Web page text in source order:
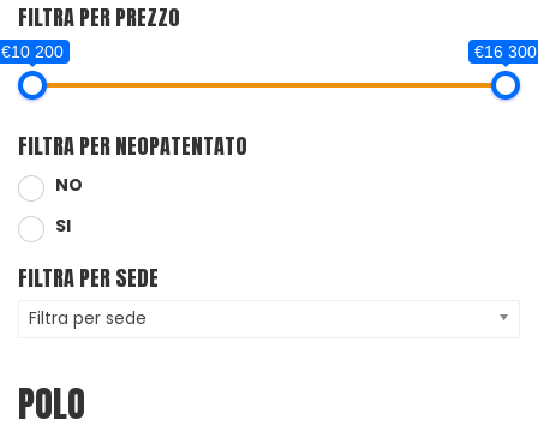
FILTRA PER PREZZO
€10 200 €16 300
FILTRA PER NEOPATENTATO
NO
SI
FILTRA PER SEDE
Filtra per sede
POLO